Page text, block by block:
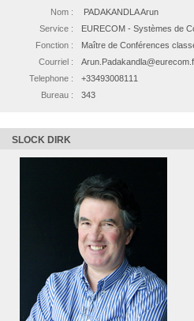
Nom :
PADAKANDLA Arun
Service :
EURECOM - Systèmes de
Fonction :
Maître de Conférences
Courriel :
Telephone :
+33493008111
Bureau :
343
SLOCK DIRK